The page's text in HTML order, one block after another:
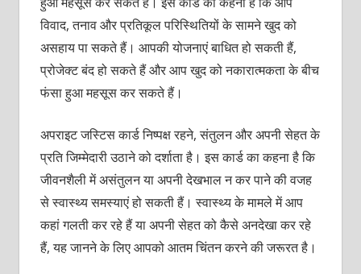
विवाद, तनाव और प्रतिकूल परिस्थितियों के सामने खुद को
असहाय पा सकते हैं। आपकी योजनाएं बाधित हो सकती हैं,
प्रोजेक्‍ट बंद हो सकते हैं और आप खुद को नकारात्‍मकता के बीच
फंसा हुआ महसूस कर सकते हैं।
अपराइट जस्टिस कार्ड निष्‍पक्ष रहने, संतुलन और अपनी सेहत के
प्रति जिम्‍मेदारी उठाने को दर्शाता है। इस कार्ड का कहना है कि
जीवनशैली में असंतुलन या अपनी देखभाल न कर पाने की वजह
से स्‍वास्‍थ्‍य समस्‍याएं हो सकती हैं। स्‍वास्‍थ्‍य के मामले में आप
कहां गलती कर रहे हैं या अपनी सेहत को कैसे अनदेखा कर रहे
हैं, यह जानने के लिए आपको आतम चिंतन करने की जरूरत है।